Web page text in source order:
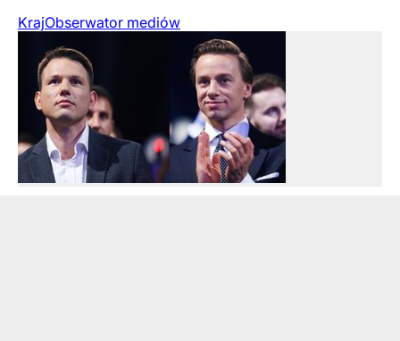
KrajObserwator mediów